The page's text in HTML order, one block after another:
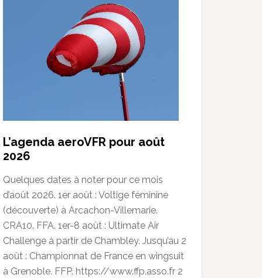
L’agenda aeroVFR pour août
2026
Quelques dates à noter pour ce mois
d’août 2026. 1er août : Voltige féminine
(découverte) à Arcachon-Villemarie.
CRA10. FFA. 1er-8 août : Ultimate Air
Challenge à partir de Chambley. Jusqu’au 2
août : Championnat de France en wingsuit
à Grenoble. FFP. https://www.ffp.asso.fr 2